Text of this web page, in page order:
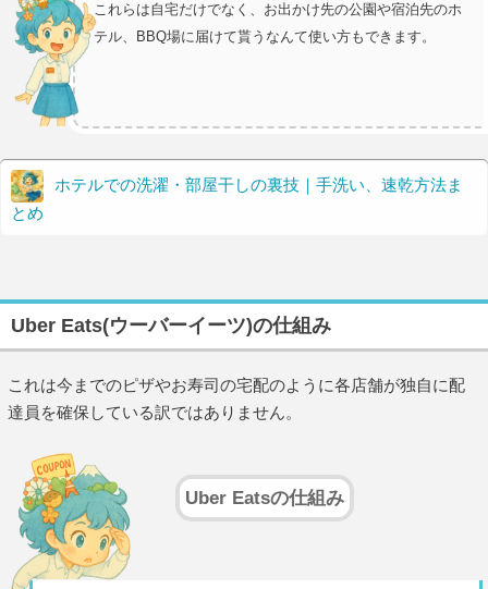
これらは自宅だけでなく、お出かけ先の公園や宿泊先のホ
テル、BBQ場に届けて貰うなんて使い方もできます。
ホテルでの洗濯・部屋干しの裏技｜手洗い、速乾方法ま
とめ
Uber Eats(ウーバーイーツ)の仕組み
これは今までのピザやお寿司の宅配のように各店舗が独自に配
達員を確保している訳ではありません。
Uber Eatsの仕組み